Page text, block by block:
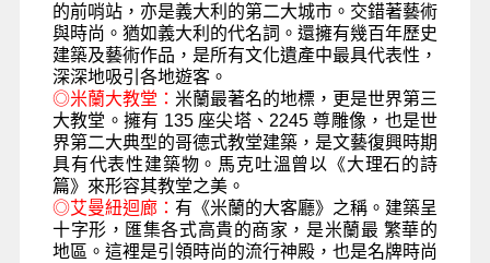
的前哨站，亦是義大利的第二大城市。交錯著藝術
與時尚。猶如義大利的代名詞。還擁有幾百年歷史
建築及藝術作品，是所有文化遺產中最具代表性，
深深地吸引各地遊客。
◎米蘭大教堂： 米蘭最著名的地標，更是世界第三
大教堂。擁有 135座尖塔、2245 尊雕像，也是世
界第二大典型的哥德式教堂建築 ，是文藝復興時期
具有代表性建築物。馬克吐溫曾以《大理石的詩
篇》來形容其教堂之美。
◎艾曼紐迴廊： 有《米蘭的大客廳》之稱。建築呈
十字形，匯集各式高貴的商家，是米蘭最 繁華的
地區。這裡是引領時尚的流行神殿，也是名牌時尚